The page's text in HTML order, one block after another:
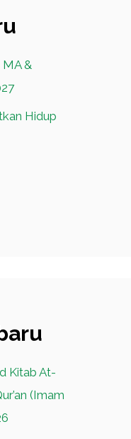
&
Hidup
Kitab At-
(Imam